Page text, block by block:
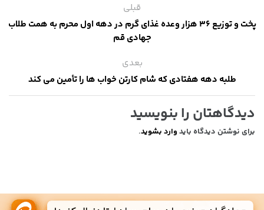
قبلی
پخت و توزیع ۳۶ هزار وعده غذای گرم در دهه اول محرم به همت طلاب
جهادی قم
بعدی
طلبه دهه هفتادی که شام کارتن خواب ها را تأمین می کند
دیدگاهتان را بنویسید
برای نوشتن دیدگاه باید وارد بشوید.